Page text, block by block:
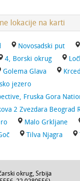
lokacije na karti
Novosadski put
4, Borski okrug
Golema Glava
jezero
Fruska Gora
2 Zvezdara Beograd
Malo Grkljane
Tilva Njagra
okrug, Srbija